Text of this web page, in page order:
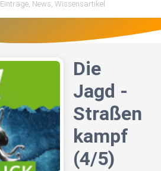
Die
Jagd -
Straßen
kampf
(4/5)